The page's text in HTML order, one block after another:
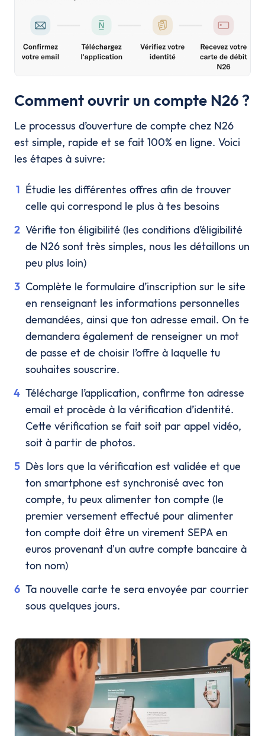
Comment ouvrir un compte N26 ?
Le processus d’ouverture de compte chez N26
est simple, rapide et se fait 100% en ligne. Voici
les étapes à suivre:
Étudie les différentes offres afin de trouver
celle qui correspond le plus à tes besoins
Vérifie ton éligibilité (les conditions d’éligibilité
de N26 sont très simples, nous les détaillons un
peu plus loin)
Complète le formulaire d’inscription sur le site
en renseignant les informations personnelles
demandées, ainsi que ton adresse email. On te
demandera également de renseigner un mot
de passe et de choisir l’offre à laquelle tu
souhaites souscrire.
Télécharge l’application, confirme ton adresse
email et procède à la vérification d’identité.
Cette vérification se fait soit par appel vidéo,
soit à partir de photos.
Dès lors que la vérification est validée et que
ton smartphone est synchronisé avec ton
compte, tu peux alimenter ton compte (le
premier versement effectué pour alimenter
ton compte doit être un virement SEPA en
euros provenant d'un autre compte bancaire à
ton nom)
Ta nouvelle carte te sera envoyée par courrier
sous quelques jours.